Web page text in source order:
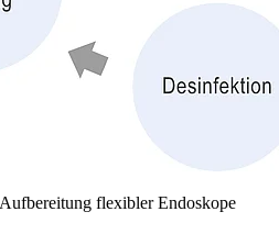
flexibler Endoskope